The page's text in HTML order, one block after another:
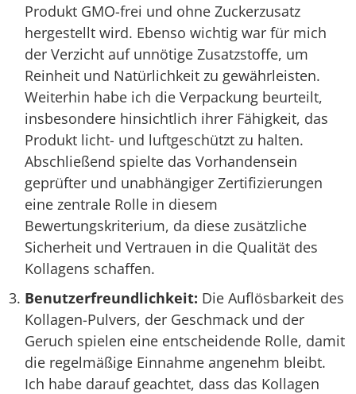
Produkt GMO-frei und ohne Zuckerzusatz
hergestellt wird. Ebenso wichtig war für mich
der Verzicht auf unnötige Zusatzstoffe, um
Reinheit und Natürlichkeit zu gewährleisten.
Weiterhin habe ich die Verpackung beurteilt,
insbesondere hinsichtlich ihrer Fähigkeit, das
Produkt licht- und luftgeschützt zu halten.
Abschließend spielte das Vorhandensein
geprüfter und unabhängiger Zertifizierungen
eine zentrale Rolle in diesem
Bewertungskriterium, da diese zusätzliche
Sicherheit und Vertrauen in die Qualität des
Kollagens schaffen.
Benutzerfreundlichkeit: Die Auflösbarkeit des
Kollagen-Pulvers, der Geschmack und der
Geruch spielen eine entscheidende Rolle, damit
die regelmäßige Einnahme angenehm bleibt.
Ich habe darauf geachtet, dass das Kollagen